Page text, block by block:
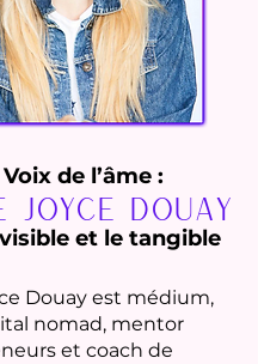
de l’âme :
Joyce Douay
et le tangible
Douay est médium,
nomad, mentor
et coach de